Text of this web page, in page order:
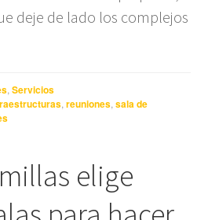
deje de lado los complejos
,Servicios
,reuniones ,sala de
elige